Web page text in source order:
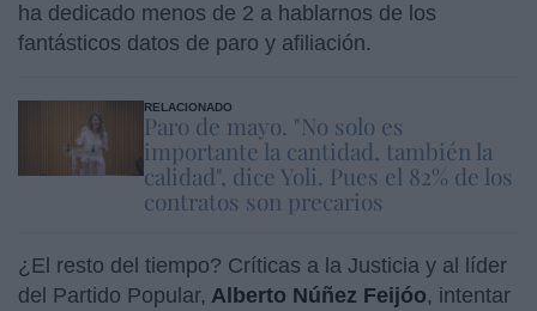
ha dedicado menos de 2 a hablarnos de los
fantásticos datos de paro y afiliación.
RELACIONADO
Paro de mayo. "No solo es
importante la cantidad, también la
calidad", dice Yoli. Pues el 82% de los
contratos son precarios
¿El resto del tiempo? Críticas a la Justicia y al líder
del Partido Popular, Alberto Núñez Feijóo, intentar